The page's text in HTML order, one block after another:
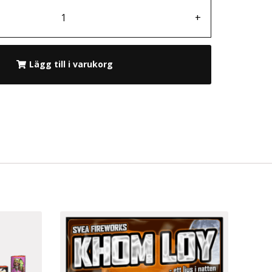
+
Lägg till i varukorg